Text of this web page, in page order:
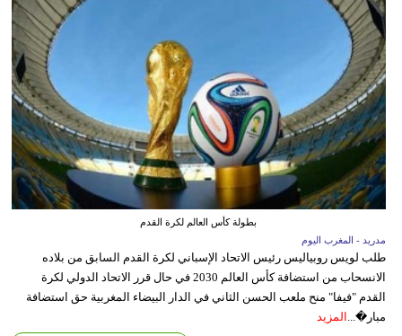
بطولة كأس العالم لكرة القدم
مدريد - المغرب اليوم
طلب لويس روبياليس رئيس الاتحاد الإسباني لكرة القدم السابق من بلاده
الانسحاب من استضافة كأس العالم 2030 في حال قرر الاتحاد الدولي لكرة
القدم "فيفا" منح ملعب الحسن الثاني في الدار البيضاء المغربية حق استضافة
مبار�... المزيد